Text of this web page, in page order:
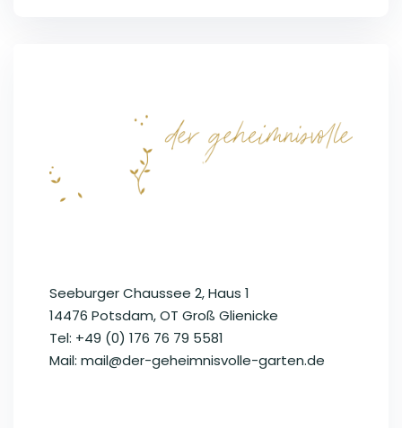
Seeburger Chaussee 2, Haus 1
14476 Potsdam, OT Groß Glienicke
Tel: +49 (0) 176 76 79 5581
Mail: mail@der-geheimnisvolle-garten.de